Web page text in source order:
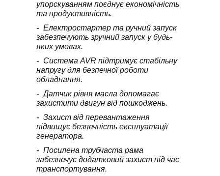
упорскуванням поєднує економічність
та продуктивність.
Електростартер та ручний запуск
забезпечують зручний запуск у будь-
яких умовах.
Система AVR підтримує стабільну
напругу для безпечної роботи
обладнання.
Датчик рівня масла допомагає
захистити двигун від пошкоджень.
Захист від перевантаження
підвищує безпечність експлуатації
генератора.
Посилена трубчаста рама
забезпечує додатковий захист під час
транспортування.